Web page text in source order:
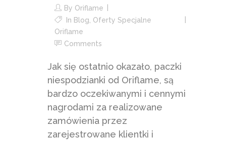
By Oriflame
In Blog, Oferty Specjalne
Oriflame
Comments
Jak się ostatnio okazało, paczki
niespodzianki od Oriflame, są
bardzo oczekiwanymi i cennymi
nagrodami za realizowane
zamówienia przez
zarejestrowane klientki i